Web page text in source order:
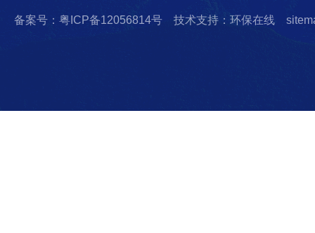
备案号：粤ICP备12056814号 技术支持：环保在线